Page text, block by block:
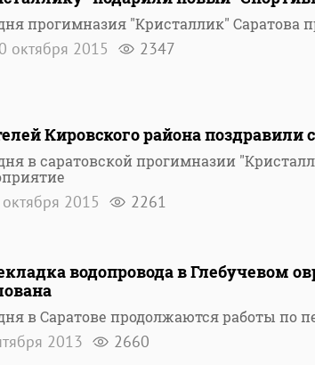
прогимназия "Кристаллик" Саратова
октября 2015 2347
Кировского района
в саратовской прогимназии
2015 2261
водопровода в Глебучевом
в Саратове продолжаются работы по
2013 2660